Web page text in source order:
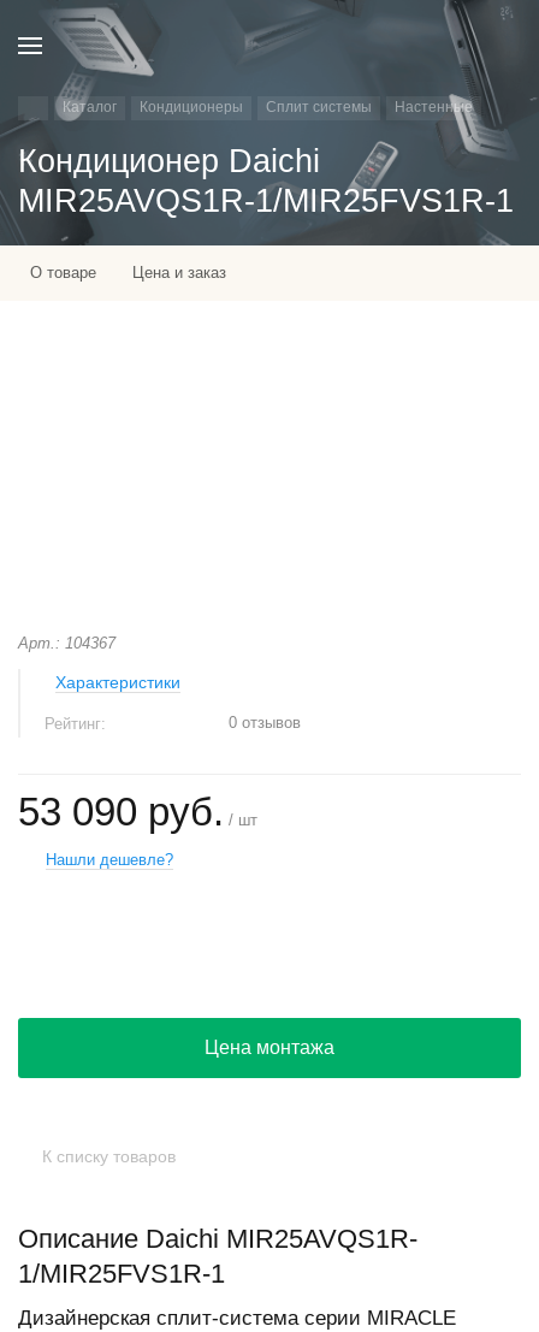
Каталог Кондиционеры Сплит системы Настенные
Кондиционер Daichi
MIR25AVQS1R-1/MIR25FVS1R-1
О товаре Цена и заказ
Арт.: 104367
Характеристики
Рейтинг: 0 отзывов
53 090 руб. / шт
Нашли дешевле?
Цена монтажа
К списку товаров
Описание Daichi MIR25AVQS1R-
1/MIR25FVS1R-1
Дизайнерская сплит-система серии MIRACLE